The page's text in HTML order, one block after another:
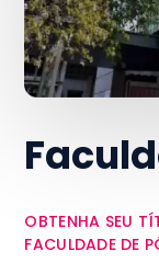
OBTENHA SEU
FACULDADE DE